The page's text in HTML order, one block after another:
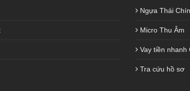
Ngựa Thái
Micro Thu Âm
Vay tiền nhanh
Tra cứu hồ sơ